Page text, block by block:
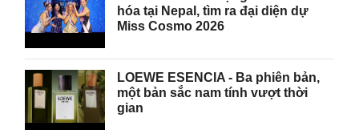
hóa tại Nepal, tìm ra đại diện dự
Miss Cosmo 2026
LOEWE ESENCIA - Ba phiên bản,
một bản sắc nam tính vượt thời
gian